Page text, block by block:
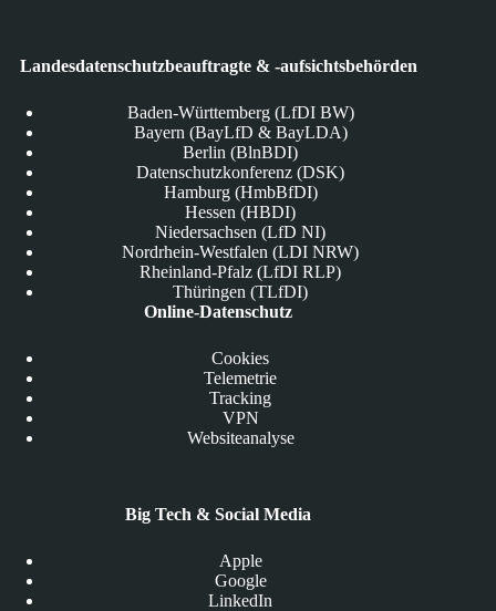
Landesdatenschutzbeauftragte & -aufsichtsbehörden
Baden-Württemberg (LfDI BW)
Bayern (BayLfD & BayLDA)
Berlin (BlnBDI)
Datenschutzkonferenz (DSK)
Hamburg (HmbBfDI)
Hessen (HBDI)
Niedersachsen (LfD NI)
Nordrhein-Westfalen (LDI NRW)
Rheinland-Pfalz (LfDI RLP)
Thüringen (TLfDI)
Online-Datenschutz
Cookies
Telemetrie
Tracking
VPN
Websiteanalyse
Big Tech & Social Media
Apple
Google
LinkedIn